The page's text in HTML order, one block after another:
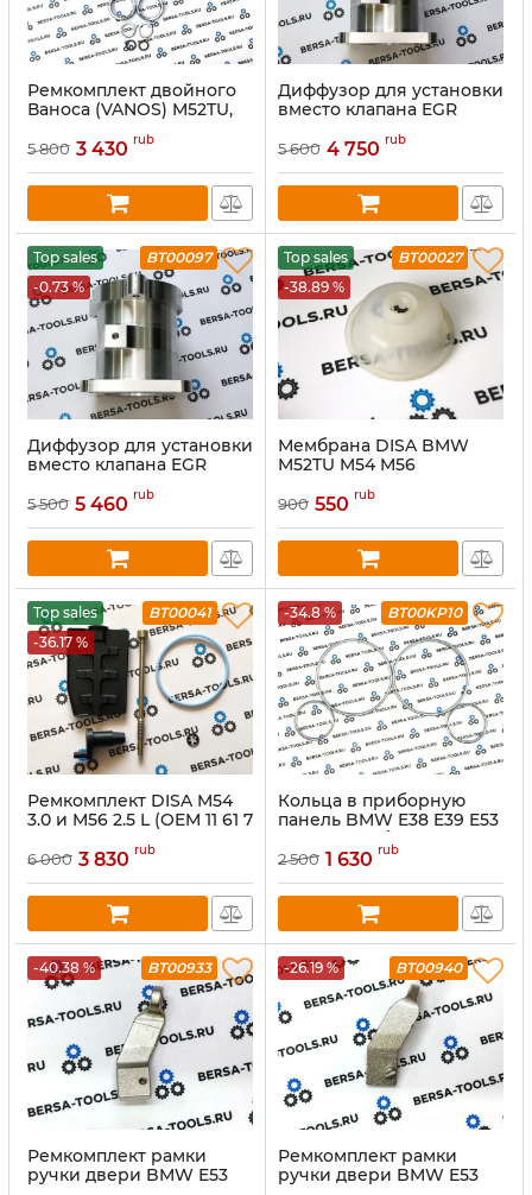
Ремкомплект двойного
Ваноса (VANOS) M52TU,
5 800 3 430 rub
Диффузор для установки
вместо клапана EGR
5 600 4 750 rub
Top sales
-0.73 %
BT00097
Диффузор для установки
вместо клапана EGR
заслонку)
5 500 5 460 rub
Top sales
-38.89 %
BT00027
Мембрана DISA BMW
M52TU M54 M56
900 550 rub
Top sales
-36.17 %
BT00041
Ремкомплект DISA M54
3.0 и M56 2.5 L (OEM 11 61 7
6 000 3 830 rub
-34.8 % BT00KP10
Кольца в приборную
панель BMW E38 E39 E53
(хром, серебро)
2 500 1 630 rub
-40.38 % BT00933
Ремкомплект рамки
ручки двери BMW E53
-26.19 % BT00940
Ремкомплект рамки
ручки двери BMW E53